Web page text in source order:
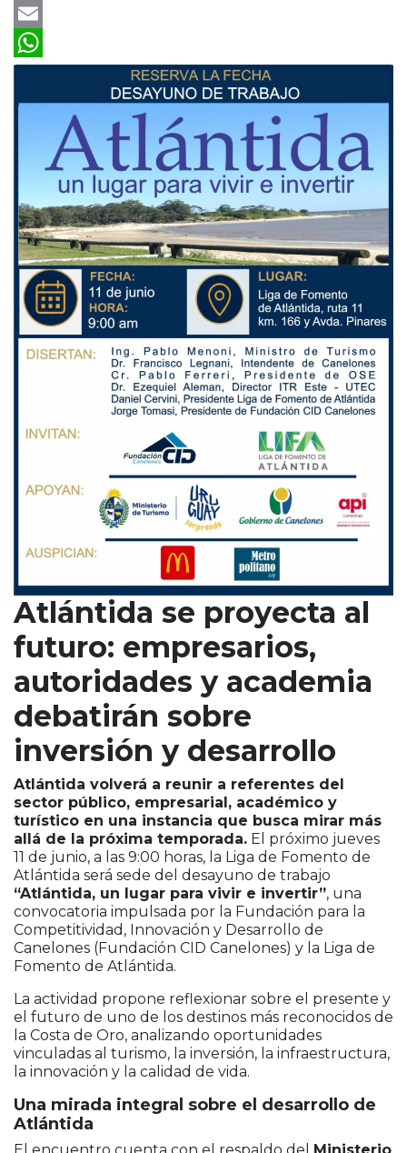
Twitter
Email
WhatsApp
Atlántida se proyecta al
futuro: empresarios,
autoridades y academia
debatirán sobre
inversión y desarrollo
Atlántida volverá a reunir a referentes del
sector público, empresarial, académico y
turístico en una instancia que busca mirar más
allá de la próxima temporada. El próximo jueves
11 de junio, a las 9:00 horas, la Liga de Fomento de
Atlántida será sede del desayuno de trabajo
“Atlántida, un lugar para vivir e invertir”, una
convocatoria impulsada por la Fundación para la
Competitividad, Innovación y Desarrollo de
Canelones (Fundación CID Canelones) y la Liga de
Fomento de Atlántida.
La actividad propone reflexionar sobre el presente y
el futuro de uno de los destinos más reconocidos de
la Costa de Oro, analizando oportunidades
vinculadas al turismo, la inversión, la infraestructura,
la innovación y la calidad de vida.
Una mirada integral sobre el desarrollo de
Atlántida
El encuentro cuenta con el respaldo del Ministerio